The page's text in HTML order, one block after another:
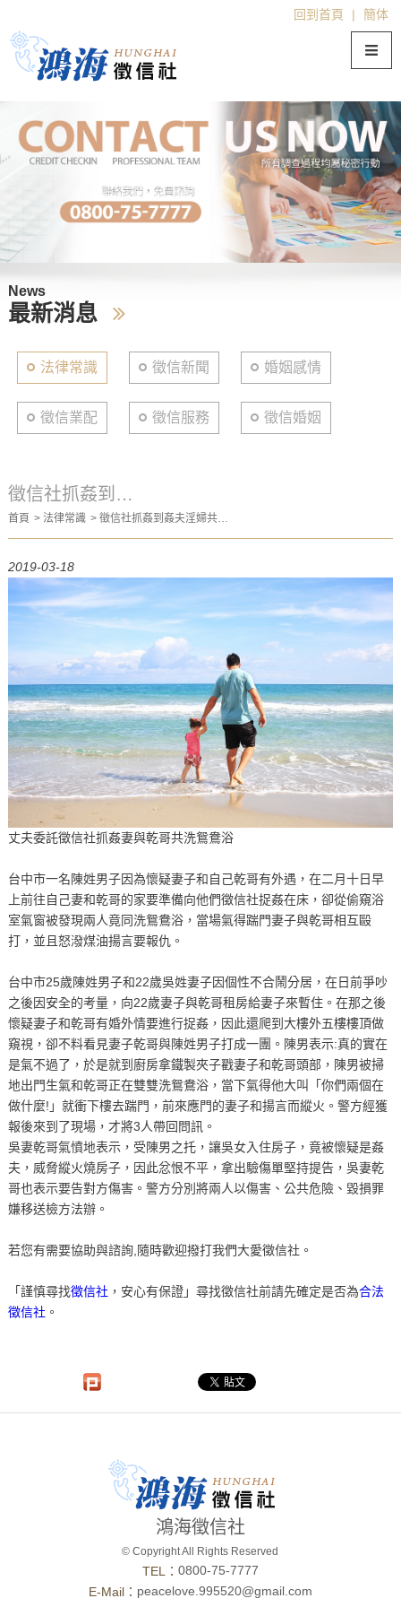
回到首頁 | 簡体
News
最新消息
法律常識 徵信新聞 婚姻感情
徵信業配 徵信服務 徵信婚姻
徵信社抓姦到姦
夫淫婦共洗鴛鴦
首頁 法律常識
徵信社抓姦到姦夫淫婦共洗
鴛鴦浴
2019-03-18
丈夫委託徵信社抓姦妻與乾哥共洗鴛鴦浴
台中市一名陳姓男子因為懷疑妻子和自己乾哥有外遇，在二月十日早
上前往自己妻和乾哥的家要準備向他們徵信社捉姦在床，卻從偷窺浴
室氣窗被發現兩人竟同洗鴛鴦浴，當場氣得踹門妻子與乾哥相互毆
打，並且怒潑煤油揚言要報仇。
台中市25歲陳姓男子和22歲吳姓妻子因個性不合鬧分居，在日前爭吵
之後因安全的考量，向22歲妻子與乾哥租房給妻子來暫住。在那之後
懷疑妻子和乾哥有婚外情要進行捉姦，因此還爬到大樓外五樓樓頂做
窺視，卻不料看見妻子乾哥與陳姓男子打成一團。陳男表示:真的實在
是氣不過了，於是就到廚房拿鐵製夾子戳妻子和乾哥頭部，陳男被掃
地出門生氣和乾哥正在雙雙洗鴛鴦浴，當下氣得他大叫「你們兩個在
做什麼!」就衝下樓去踹門，前來應門的妻子和揚言而縱火。警方經獲
報後來到了現場，才將3人帶回問訊。
吳妻乾哥氣憤地表示，受陳男之托，讓吳女入住房子，竟被懷疑是姦
夫，威脅縱火燒房子，因此忿恨不平，拿出驗傷單堅持提告，吳妻乾
哥也表示要告對方傷害。警方分別將兩人以傷害、公共危險、毀損罪
嫌移送檢方法辦。
若您有需要協助與諮詢,隨時歡迎撥打我們大愛徵信社。
「謹慎尋找徵信社，安心有保證」尋找徵信社前請先確定是否為合法
徵信社。
鴻海徵信社
© Copyright All Rights Reserved
TEL： 0800-75-7777
E-Mail： peacelove.995520@gmail.com